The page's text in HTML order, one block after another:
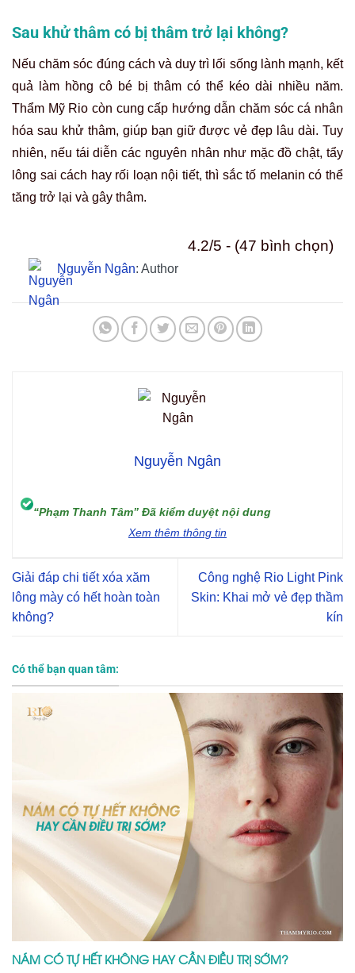
Sau khử thâm có bị thâm trở lại không?
Nếu chăm sóc đúng cách và duy trì lối sống lành mạnh, kết
quả làm hồng cô bé bị thâm có thể kéo dài nhiều năm.
Thẩm Mỹ Rio còn cung cấp hướng dẫn chăm sóc cá nhân
hóa sau khử thâm, giúp bạn giữ được vẻ đẹp lâu dài. Tuy
nhiên, nếu tái diễn các nguyên nhân như mặc đồ chật, tẩy
lông sai cách hay rối loạn nội tiết, thì sắc tố melanin có thể
tăng trở lại và gây thâm.
4.2/5 - (47 bình chọn)
Nguyễn Ngân: Author
Nguyễn Ngân
“Phạm Thanh Tâm” Đã kiểm duyệt nội dung
Xem thêm thông tin
Giải đáp chi tiết xóa xăm
lông mày có hết hoàn toàn
không?
Công nghệ Rio Light Pink
Skin: Khai mở vẻ đẹp thầm
kín
Có thể bạn quan tâm:
NÁM CÓ TỰ HẾT KHÔNG HAY CẦN ĐIỀU TRỊ SỚM?